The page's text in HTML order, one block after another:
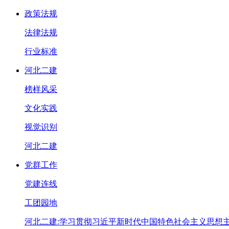
政策法规
法律法规
行业标准
河北二建
榜样风采
文化实践
视觉识别
河北二建
党群工作
党建连线
工团园地
河北二建:学习贯彻习近平新时代中国特色社会主义思想